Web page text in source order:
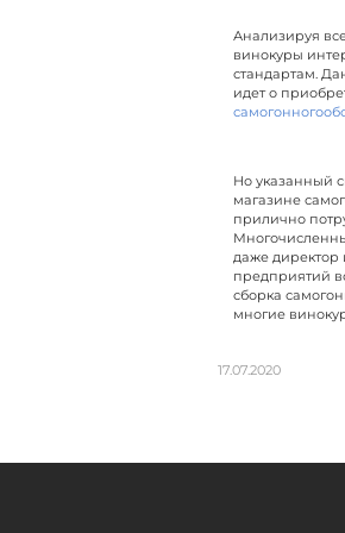
Анализируя
винокуры
стандартам.
идет о
Но указанный
магазине
прилично
даже
предприятий
сборка
многие
17.07.2020